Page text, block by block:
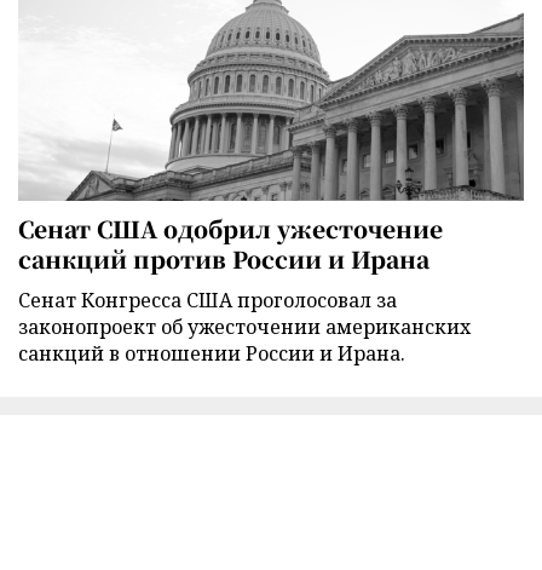
Сенат США одобрил ужесточение
санкций против России и Ирана
Сенат Конгресса США проголосовал за
законопроект об ужесточении американских
санкций в отношении России и Ирана.